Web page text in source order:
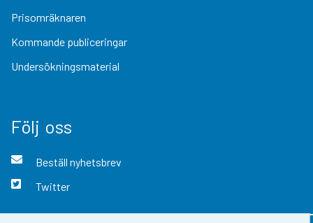
Prisomräknaren
Kommande publiceringar
Undersökningsmaterial
Följ oss
Beställ nyhetsbrev
Twitter